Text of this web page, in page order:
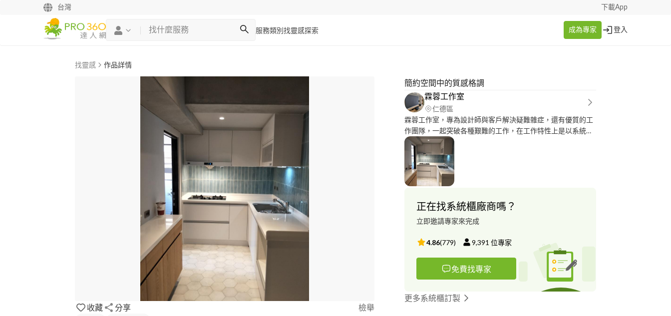
台灣 下載App
服務類別 找靈感探索 成為專家 登入
找靈感 作品詳情
收藏 分享 檢舉
簡約空間中的質感格調
霖蓉工作室
仁德區
霖蓉工作室，專為設計師與客戶解決疑難雜症，還有優質的工
作團隊，一起突破各種艱難的工作，在工作特性上是以系統櫃
為主角，可幫設計師拆料 下料以及出料當然也少不了組裝了，
相對不僅僅針對系統櫃而已 還有木地板施作 水電工程 油漆工
程 都有優質的師傅與團隊共同成長與努力！
正在找系統櫃廠商嗎？
立即邀請專家來完成
4.86(779) 9,391 位專家
免費找專家
更多系統櫃訂製